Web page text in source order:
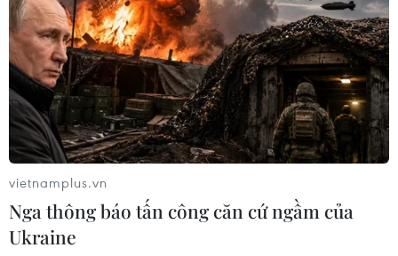
vietnamplus.vn
Nga thông báo tấn công căn cứ ngầm của
Ukraine